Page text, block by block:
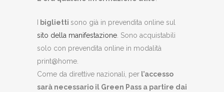
biglietti sono già in prevendita online sul
sito della manifestazione. Sono acquistabili
solo con prevendita online in modalità
print@home.
Come da direttive nazionali, per l’accesso
sarà necessario il Green Pass a partire dai